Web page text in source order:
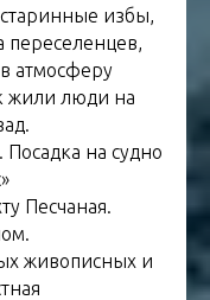
избы,
переселенцев,
атмосферу
жили люди на
на судно
Песчаная.
живописных и